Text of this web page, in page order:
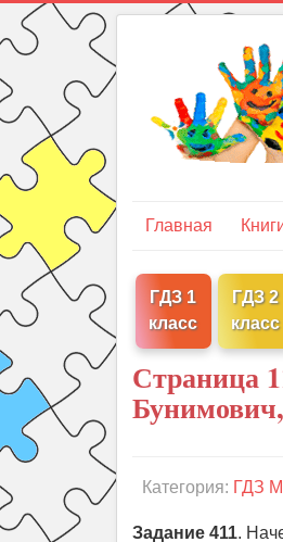
Главная
ГДЗ 1
класс
ГДЗ 2
класс
Страница
Категория: ГДЗ
Задание 411.